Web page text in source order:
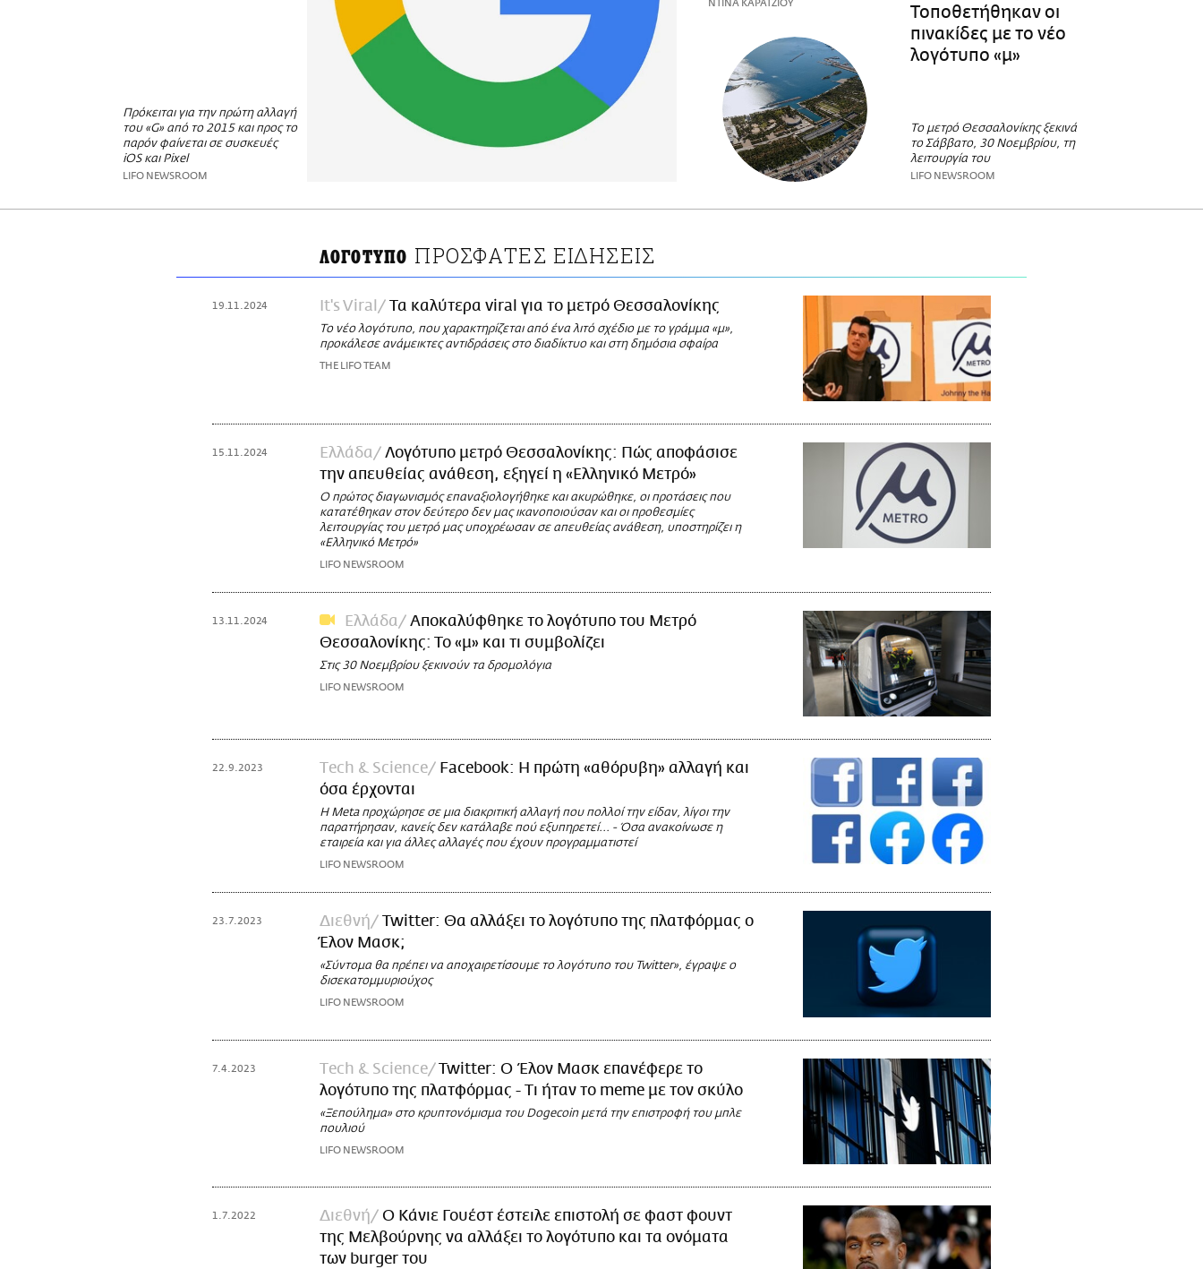
Πρόκειται για την πρώτη αλλαγή
του «G» από το 2015 και προς το
παρόν φαίνεται σε συσκευές
iOS και Pixel
LIFO NEWSROOM
ΝΤΙΝΑ ΚΑΡΑΤΖΙΟΥ
Τοποθετήθηκαν οι
πινακίδες με το νέο
λογότυπο «μ»
Το μετρό Θεσσαλονίκης ξεκινά
το Σάββατο, 30 Νοεμβρίου, τη
λειτουργία του
LIFO NEWSROOM
ΛΟΓΟΤΥΠΟ ΠΡΟΣΦΑΤΕΣ ΕΙΔΗΣΕΙΣ
19.11.2024 It's Viral Τα καλύτερα viral για το μετρό Θεσσαλονίκης
Το νέο λογότυπο, που χαρακτηρίζεται από ένα λιτό σχέδιο με το γράμμα «μ»,
προκάλεσε ανάμεικτες αντιδράσεις στο διαδίκτυο και στη δημόσια σφαίρα
THE LIFO TEAM
15.11.2024 Ελλάδα
Λογότυπο μετρό Θεσσαλονίκης: Πώς αποφάσισε
την απευθείας ανάθεση, εξηγεί η «Ελληνικό Μετρό»
Ο πρώτος διαγωνισμός επαναξιολογήθηκε και ακυρώθηκε, οι προτάσεις που
κατατέθηκαν στον δεύτερο δεν μας ικανοποιούσαν και οι προθεσμίες
λειτουργίας του μετρό μας υποχρέωσαν σε απευθείας ανάθεση, υποστηρίζει η
«Ελληνικό Μετρό»
LIFO NEWSROOM
13.11.2024 Ελλάδα
Αποκαλύφθηκε το λογότυπο του Μετρό
Θεσσαλονίκης: Το «μ» και τι συμβολίζει
Στις 30 Νοεμβρίου ξεκινούν τα δρομολόγια
LIFO NEWSROOM
22.9.2023 Τech & Science
Facebook: Η πρώτη «αθόρυβη» αλλαγή και
όσα έρχονται
Η Meta προχώρησε σε μια διακριτική αλλαγή που πολλοί την είδαν, λίγοι την
παρατήρησαν, κανείς δεν κατάλαβε πού εξυπηρετεί... - Όσα ανακοίνωσε η
εταιρεία και για άλλες αλλαγές που έχουν προγραμματιστεί
LIFO NEWSROOM
23.7.2023 Διεθνή
Twitter: Θα αλλάξει το λογότυπο της πλατφόρμας ο
Έλον Μασκ;
«Σύντομα θα πρέπει να αποχαιρετίσουμε το λογότυπο του Twitter», έγραψε ο
δισεκατομμυριούχος
LIFO NEWSROOM
7.4.2023 Τech & Science Twitter: Ο Έλον Μασκ επανέφερε το
λογότυπο της πλατφόρμας - Tι ήταν το meme με τον σκύλο
«Ξεπούλημα» στο κρυπτονόμισμα του Dogecoin μετά την επιστροφή του μπλε
πουλιού
LIFO NEWSROOM
1.7.2022 Διεθνή
Ο Κάνιε Γουέστ έστειλε επιστολή σε φαστ φουντ
της Μελβούρνης να αλλάξει το λογότυπο και τα ονόματα
των burger του